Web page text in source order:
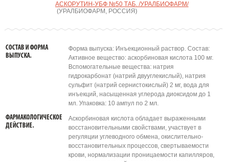
АСКОРУТИН-УБФ №50 ТАБ. /УРАЛБИОФАРМ/
(УРАЛБИОФАРМ, РОССИЯ)
СОСТАВ И ФОРМА
ВЫПУСКА.
Форма выпуска: Инъекционный раствор. Состав:
Активное вещество: аскорбиновая кислота 100 мг.
Вспомогательные вещества: натрия
гидрокарбонат (натрий двууглекислый), натрия
сульфит (натрий сернистокислый) 2 мг, вода для
инъекций, насыщенная углерода диоксидом до 1
мл. Упаковка: 10 ампул по 2 мл.
ФАРМАКОЛОГИЧЕСКОЕ
ДЕЙСТВИЕ.
Аскорбиновая кислота обладает выраженными
восстановительными свойствами, участвует в
регуляции углеводного обмена, окислительно-
восстановительных процессов, свертываемости
крови, нормализации проницаемости капилляров,